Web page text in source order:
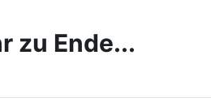
zu Ende...